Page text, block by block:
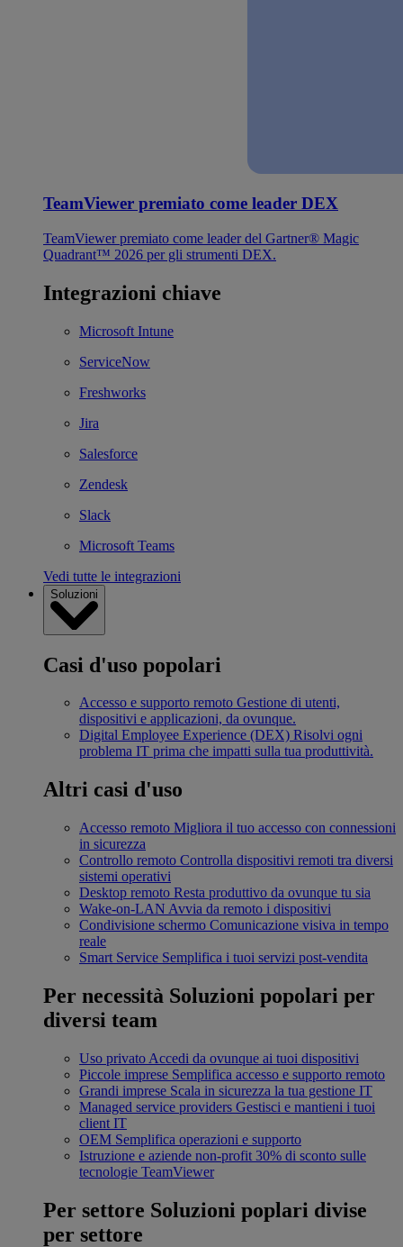
TeamViewer premiato come leader DEX
TeamViewer premiato come leader del Gartner® Magic
Quadrant™ 2026 per gli strumenti DEX.
Integrazioni chiave
Microsoft Intune
ServiceNow
Freshworks
Jira
Salesforce
Zendesk
Slack
Microsoft Teams
Vedi tutte le integrazioni
Soluzioni
Casi d'uso popolari
Accesso e supporto remoto Gestione di utenti,
dispositivi e applicazioni, da ovunque.
Digital Employee Experience (DEX) Risolvi ogni
problema IT prima che impatti sulla tua produttività.
Altri casi d'uso
Accesso remoto Migliora il tuo accesso con connessioni
in sicurezza
Controllo remoto Controlla dispositivi remoti tra diversi
sistemi operativi
Desktop remoto Resta produttivo da ovunque tu sia
Wake-on-LAN Avvia da remoto i dispositivi
Condivisione schermo Comunicazione visiva in tempo
reale
Smart Service Semplifica i tuoi servizi post-vendita
Per necessità Soluzioni popolari per
diversi team
Uso privato Accedi da ovunque ai tuoi dispositivi
Piccole imprese Semplifica accesso e supporto remoto
Grandi imprese Scala in sicurezza la tua gestione IT
Managed service providers Gestisci e mantieni i tuoi
client IT
OEM Semplifica operazioni e supporto
Istruzione e aziende non-profit 30% di sconto sulle
tecnologie TeamViewer
Per settore Soluzioni poplari divise
per settore